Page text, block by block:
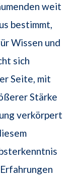
weit
bestimmt,
Wissen und
sich
Seite, mit
Stärke
verkörpert